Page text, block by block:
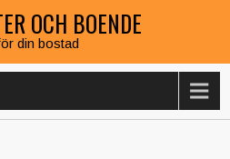
OCH BOENDE
din bostad